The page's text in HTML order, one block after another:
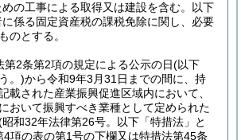
めの工事による取得又は建設を含む。以下
に係る固定資産税の課税免除に関し、必要
のとする。
第2条第2項の規定による公示の日(以下
。)から令和9年3月31日までの間に、持
載された産業振興促進区域内において、
おいて振興すべき業種として定められた
昭和32年法律第26号。以下「特措法」と
4項の表の第1号の下欄又は特措法第45条